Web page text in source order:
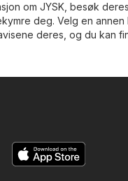
om JYSK, besøk
deg. Velg en
deres, og du kan